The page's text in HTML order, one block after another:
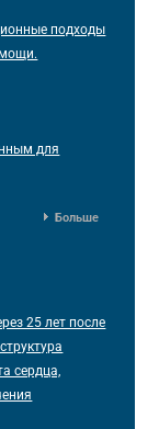
подходы
для
Больше
25 лет после
сердца,